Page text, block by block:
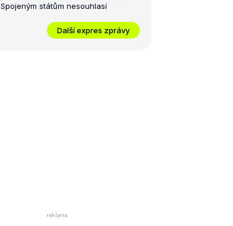
Spojeným státům nesouhlasí
Další expres zprávy